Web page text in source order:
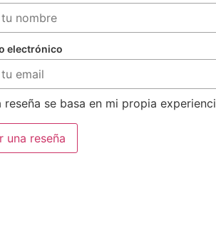
electrónico
reseña se basa en mi propia
una reseña